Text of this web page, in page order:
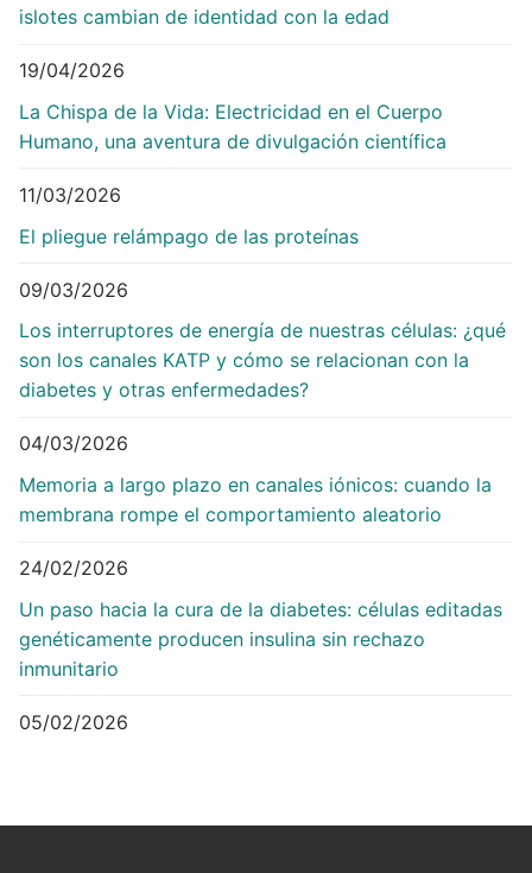
islotes cambian de identidad con la edad
19/04/2026
La Chispa de la Vida: Electricidad en el Cuerpo
Humano, una aventura de divulgación científica
11/03/2026
El pliegue relámpago de las proteínas
09/03/2026
Los interruptores de energía de nuestras células: ¿qué
son los canales KATP y cómo se relacionan con la
diabetes y otras enfermedades?
04/03/2026
Memoria a largo plazo en canales iónicos: cuando la
membrana rompe el comportamiento aleatorio
24/02/2026
Un paso hacia la cura de la diabetes: células editadas
genéticamente producen insulina sin rechazo
inmunitario
05/02/2026